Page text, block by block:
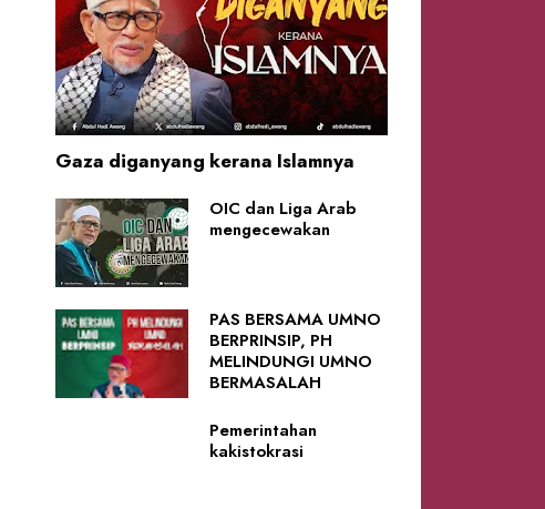
Gaza diganyang kerana Islamnya
OIC dan Liga Arab
mengecewakan
PAS BERSAMA UMNO
BERPRINSIP, PH
MELINDUNGI UMNO
BERMASALAH
Pemerintahan
kakistokrasi